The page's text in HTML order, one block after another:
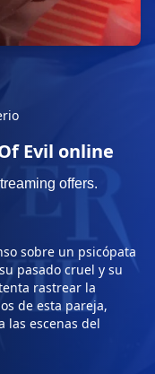
Evil online
sobre un psicópata
pasado cruel y su
rastrear la
de esta pareja,
las escenas del